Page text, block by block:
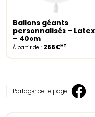
Select options
Ballons géants
personnalisés – Latex
– 40cm
À partir de : 266€HT
Partager cette page